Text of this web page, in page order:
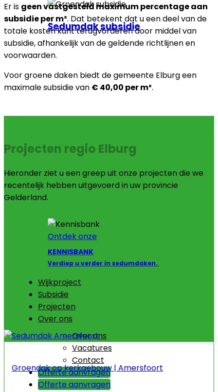
Sedumdak subsidie
Ontdek onze
KENNISBANK
Verdiep u verder in sedumdaken.
Wijkproject
Subsidie
Projecten
Over ons
Over ons
Vacatures
Contact
Offerte aanvragen
Offerte aanvragen
Er is geen vastgesteld maximum percentage aan
subsidie per m². Dat betekent dat u een deel van de
totale kosten kunt terugvorderen door middel van
subsidie, afhankelijk van de geldende richtlijnen en
voorwaarden.
Voor groene daken biedt de gemeente Elburg een
maximale subsidie van € 40,00 per m².
Projecten regio Elburg
Hieronder ziet u een greep uit onze projecten die we
recentelijk hebben uitgevoerd in uw provincie
Gelderland.
Groendak op kerkgebouw | Amersfoort